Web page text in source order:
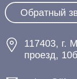
Обратный
117403, г.
проезд,